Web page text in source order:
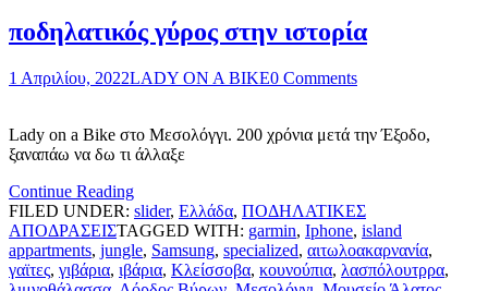
ποδηλατικός γύρος στην ιστορία
1 Απριλίου, 2022LADY ON A BIKE0 Comments
Lady on a Bike στο Μεσολόγγι. 200 χρόνια μετά την Έξοδο,
ξαναπάω να δω τι άλλαξε
Continue Reading
FILED UNDER: slider, Ελλάδα, ΠΟΔΗΛΑΤΙΚΕΣ
ΑΠΟΔΡΑΣΕΙΣTAGGED WITH: garmin, Iphone, island
appartments, jungle, Samsung, specialized, αιτωλοακαρνανία,
γαϊτες, γιβάρια, ιβάρια, Κλείσσοβα, κουνούπια, λασπόλουτρρα,